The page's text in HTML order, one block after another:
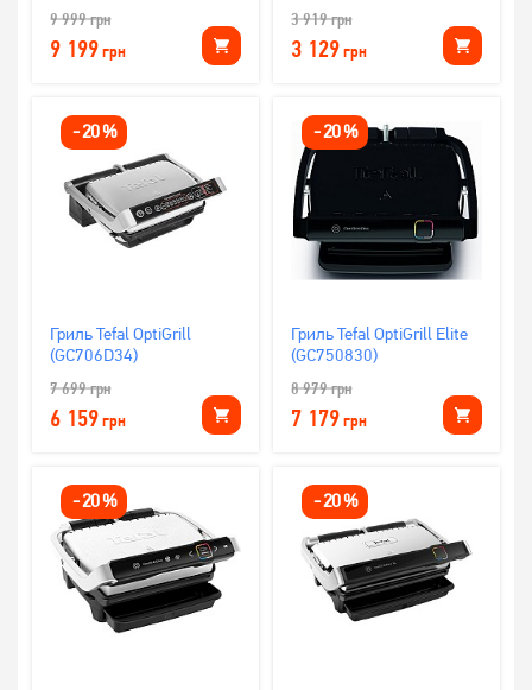
9 999грн
9 199грн
3 919грн
3 129грн
-20%
Гриль Tefal OptiGrill
(GC706D34)
7 699грн
6 159грн
-20%
Гриль Tefal OptiGrill Elite
(GC750830)
8 979грн
7 179грн
-20% -20%